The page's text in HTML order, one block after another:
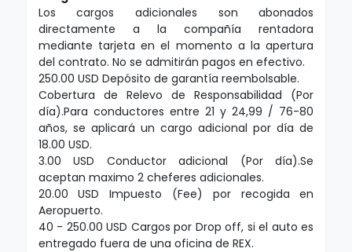
Los cargos adicionales son abonados
directamente a la compañía rentadora
mediante tarjeta en el momento a la apertura
del contrato. No se admitirán pagos en efectivo.
250.00 USD Depósito de garantía reembolsable.
Cobertura de Relevo de Responsabilidad (Por
día).Para conductores entre 21 y 24,99 / 76-80
años, se aplicará un cargo adicional por día de
18.00 USD.
3.00 USD Conductor adicional (Por día).Se
aceptan maximo 2 cheferes adicionales.
20.00 USD Impuesto (Fee) por recogida en
Aeropuerto.
40 - 250.00 USD Cargos por Drop off, si el auto es
entregado fuera de una oficina de REX.